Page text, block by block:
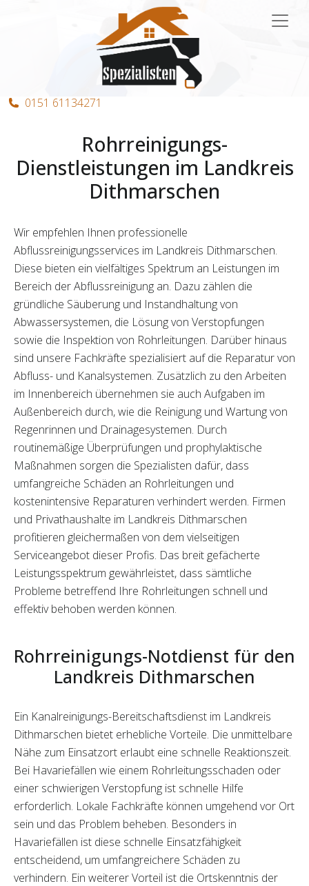
Hauptnavigation
0151 61134271
Rohrreinigungs-
Dienstleistungen im Landkreis
Dithmarschen
Wir empfehlen Ihnen professionelle
Abflussreinigungsservices im Landkreis Dithmarschen.
Diese bieten ein vielfältiges Spektrum an Leistungen im
Bereich der Abflussreinigung an. Dazu zählen die
gründliche Säuberung und Instandhaltung von
Abwassersystemen, die Lösung von Verstopfungen
sowie die Inspektion von Rohrleitungen. Darüber hinaus
sind unsere Fachkräfte spezialisiert auf die Reparatur von
Abfluss- und Kanalsystemen. Zusätzlich zu den Arbeiten
im Innenbereich übernehmen sie auch Aufgaben im
Außenbereich durch, wie die Reinigung und Wartung von
Regenrinnen und Drainagesystemen. Durch
routinemäßige Überprüfungen und prophylaktische
Maßnahmen sorgen die Spezialisten dafür, dass
umfangreiche Schäden an Rohrleitungen und
kostenintensive Reparaturen verhindert werden. Firmen
und Privathaushalte im Landkreis Dithmarschen
profitieren gleichermaßen von dem vielseitigen
Serviceangebot dieser Profis. Das breit gefächerte
Leistungsspektrum gewährleistet, dass sämtliche
Probleme betreffend Ihre Rohrleitungen schnell und
effektiv behoben werden können.
Rohrreinigungs-Notdienst für den
Landkreis Dithmarschen
Ein Kanalreinigungs-Bereitschaftsdienst im Landkreis
Dithmarschen bietet erhebliche Vorteile. Die unmittelbare
Nähe zum Einsatzort erlaubt eine schnelle Reaktionszeit.
Bei Havariefällen wie einem Rohrleitungsschaden oder
einer schwierigen Verstopfung ist schnelle Hilfe
erforderlich. Lokale Fachkräfte können umgehend vor Ort
sein und das Problem beheben. Besonders in
Havariefällen ist diese schnelle Einsatzfähigkeit
entscheidend, um umfangreichere Schäden zu
verhindern. Ein weiterer Vorteil ist die Ortskenntnis der